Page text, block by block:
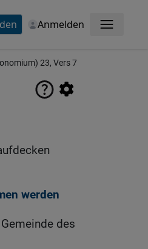
Anmelden Menü
23, Vers 7
werden
des